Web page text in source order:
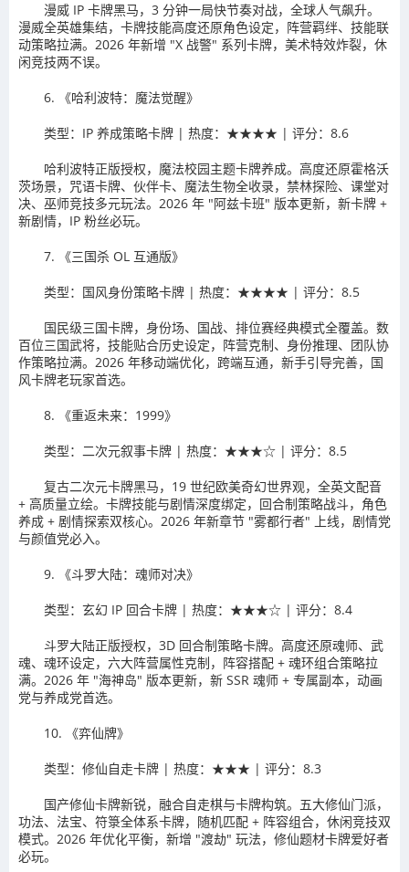
漫威 IP 卡牌黑马，3 分钟一局快节奏对战，全球人气飙升。
漫威全英雄集结，卡牌技能高度还原角色设定，阵营羁绊、技能联
动策略拉满。2026 年新增 "X 战警" 系列卡牌，美术特效炸裂，休
闲竞技两不误。
6. 《哈利波特：魔法觉醒》
类型：IP 养成策略卡牌 | 热度：★★★★ | 评分：8.6
哈利波特正版授权，魔法校园主题卡牌养成。高度还原霍格沃
茨场景，咒语卡牌、伙伴卡、魔法生物全收录，禁林探险、课堂对
决、巫师竞技多元玩法。2026 年 "阿兹卡班" 版本更新，新卡牌 +
新剧情，IP 粉丝必玩。
7. 《三国杀 OL 互通版》
类型：国风身份策略卡牌 | 热度：★★★★ | 评分：8.5
国民级三国卡牌，身份场、国战、排位赛经典模式全覆盖。数
百位三国武将，技能贴合历史设定，阵营克制、身份推理、团队协
作策略拉满。2026 年移动端优化，跨端互通，新手引导完善，国
风卡牌老玩家首选。
8. 《重返未来：1999》
类型：二次元叙事卡牌 | 热度：★★★☆ | 评分：8.5
复古二次元卡牌黑马，19 世纪欧美奇幻世界观，全英文配音
+ 高质量立绘。卡牌技能与剧情深度绑定，回合制策略战斗，角色
养成 + 剧情探索双核心。2026 年新章节 "雾都行者" 上线，剧情党
与颜值党必入。
9. 《斗罗大陆：魂师对决》
类型：玄幻 IP 回合卡牌 | 热度：★★★☆ | 评分：8.4
斗罗大陆正版授权，3D 回合制策略卡牌。高度还原魂师、武
魂、魂环设定，六大阵营属性克制，阵容搭配 + 魂环组合策略拉
满。2026 年 "海神岛" 版本更新，新 SSR 魂师 + 专属副本，动画
党与养成党首选。
10. 《弈仙牌》
类型：修仙自走卡牌 | 热度：★★★ | 评分：8.3
国产修仙卡牌新锐，融合自走棋与卡牌构筑。五大修仙门派，
功法、法宝、符箓全体系卡牌，随机匹配 + 阵容组合，休闲竞技双
模式。2026 年优化平衡，新增 "渡劫" 玩法，修仙题材卡牌爱好者
必玩。